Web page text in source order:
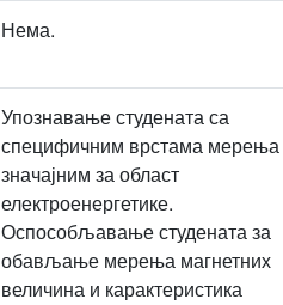
Нема.
Упознавање студената са
специфичним врстама мерења
значајним за област
електроенергетике.
Оспособљавање студената за
обављање мерења магнетних
величина и карактеристика